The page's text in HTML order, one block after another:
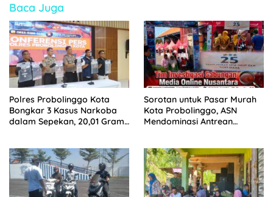
Baca Juga
Polres Probolinggo Kota
Bongkar 3 Kasus Narkoba
dalam Sepekan, 20,01 Gram
Sorotan untuk Pasar Murah
Kota Probolinggo, ASN
Mendominasi Antrean